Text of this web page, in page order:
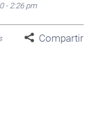
- 2:26 pm
Compartir